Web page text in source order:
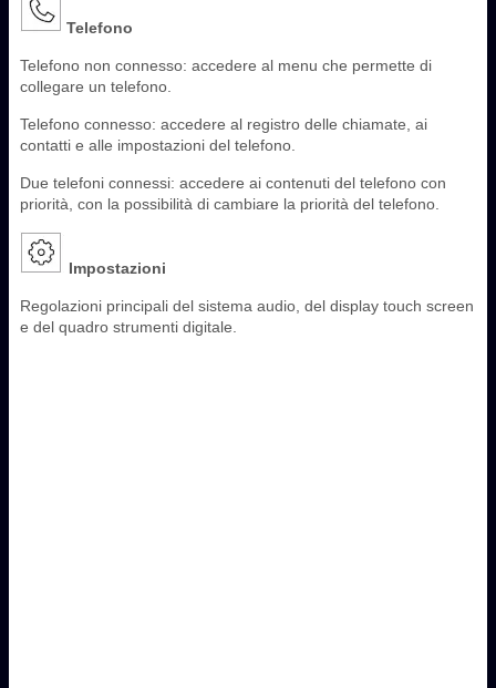
Telefono
Telefono non connesso: accedere al menu che permette di
collegare un telefono.
Telefono connesso: accedere al registro delle chiamate, ai
contatti e alle impostazioni del telefono.
Due telefoni connessi: accedere ai contenuti del telefono con
priorità, con la possibilità di cambiare la priorità del telefono.
Impostazioni
Regolazioni principali del sistema audio, del display touch screen
e del quadro strumenti digitale.